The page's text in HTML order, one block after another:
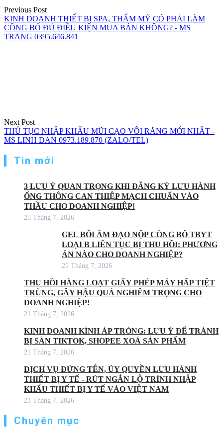
Previous Post
KINH DOANH THIẾT BỊ SPA, THẨM MỸ CÓ PHẢI LÀM
CÔNG BỐ ĐỦ ĐIỀU KIỆN MUA BÁN KHÔNG? - MS
TRANG 0395.646.841
Next Post
THỦ TỤC NHẬP KHẨU MŨI CẠO VÔI RĂNG MỚI NHẤT -
MS LINH ĐAN 0973.189.870 (ZALO/TEL)
Tin mới
3 LƯU Ý QUAN TRỌNG KHI ĐĂNG KÝ LƯU HÀNH
ỐNG THÔNG CAN THIỆP MẠCH CHUẨN VÀO
THẦU CHO DOANH NGHIỆP!
25 Tháng 7, 2026
GEL BÔI ÂM ĐẠO NỘP CÔNG BỐ TBYT
LOẠI B LIÊN TỤC BỊ THU HỒI: PHƯƠNG
ÁN NÀO CHO DOANH NGHIỆP?
25 Tháng 7, 2026
THU HỒI HÀNG LOẠT GIẤY PHÉP MÁY HẤP TIỆT
TRÙNG, GÂY HẬU QUẢ NGHIÊM TRỌNG CHO
DOANH NGHIỆP!
21 Tháng 7, 2026
KINH DOANH KÍNH ÁP TRÒNG: LƯU Ý ĐỂ TRÁNH
BỊ SÀN TIKTOK, SHOPEE XOÁ SẢN PHẨM
21 Tháng 7, 2026
DỊCH VỤ ĐỨNG TÊN, ỦY QUYỀN LƯU HÀNH
THIẾT BỊ Y TẾ - RÚT NGẮN LỘ TRÌNH NHẬP
KHẨU THIẾT BỊ Y TẾ VÀO VIỆT NAM
21 Tháng 7, 2026
Chuyên mục